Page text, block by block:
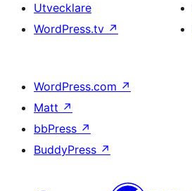
Utvecklare
WordPress.tv ↗
WordPress.com ↗
Matt ↗
bbPress ↗
BuddyPress ↗